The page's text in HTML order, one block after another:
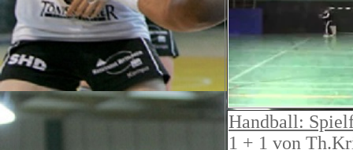
Handball:
1 + 1 von